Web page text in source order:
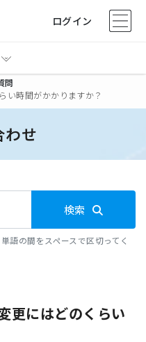
ログイン
問
い時間がかかりますか？
わせ
検索
語の間をスペースで区切ってく
更にはどのくらい